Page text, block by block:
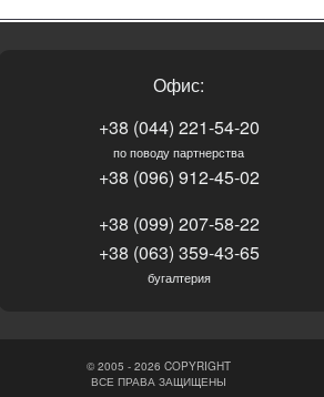
Офис:
+38 (044) 221-54-20
по поводу партнерства
+38 (096) 912-45-02
+38 (099) 207-58-22
+38 (063) 359-43-65
бугалтерия
© 2005 - 2026 COPYRIGHT
ВСЕ ПРАВА ЗАЩИЩЕНЫ